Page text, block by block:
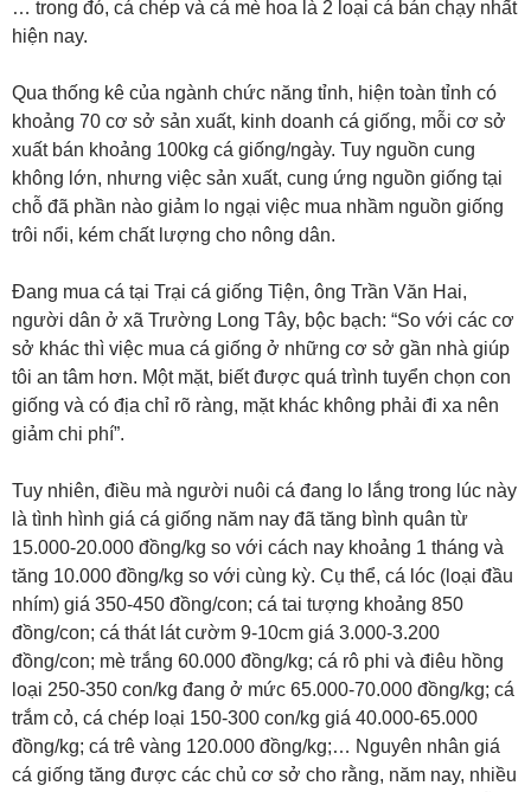
… trong đó, cá chép và cá mè hoa là 2 loại cá bán chạy nhất
hiện nay.
Qua thống kê của ngành chức năng tỉnh, hiện toàn tỉnh có
khoảng 70 cơ sở sản xuất, kinh doanh cá giống, mỗi cơ sở
xuất bán khoảng 100kg cá giống/ngày. Tuy nguồn cung
không lớn, nhưng việc sản xuất, cung ứng nguồn giống tại
chỗ đã phần nào giảm lo ngại việc mua nhầm nguồn giống
trôi nổi, kém chất lượng cho nông dân.
Đang mua cá tại Trại cá giống Tiện, ông Trần Văn Hai,
người dân ở xã Trường Long Tây, bộc bạch: “So với các cơ
sở khác thì việc mua cá giống ở những cơ sở gần nhà giúp
tôi an tâm hơn. Một mặt, biết được quá trình tuyển chọn con
giống và có địa chỉ rõ ràng, mặt khác không phải đi xa nên
giảm chi phí”.
Tuy nhiên, điều mà người nuôi cá đang lo lắng trong lúc này
là tình hình giá cá giống năm nay đã tăng bình quân từ
15.000-20.000 đồng/kg so với cách nay khoảng 1 tháng và
tăng 10.000 đồng/kg so với cùng kỳ. Cụ thể, cá lóc (loại đầu
nhím) giá 350-450 đồng/con; cá tai tượng khoảng 850
đồng/con; cá thát lát cườm 9-10cm giá 3.000-3.200
đồng/con; mè trắng 60.000 đồng/kg; cá rô phi và điêu hồng
loại 250-350 con/kg đang ở mức 65.000-70.000 đồng/kg; cá
trắm cỏ, cá chép loại 150-300 con/kg giá 40.000-65.000
đồng/kg; cá trê vàng 120.000 đồng/kg;… Nguyên nhân giá
cá giống tăng được các chủ cơ sở cho rằng, năm nay, nhiều